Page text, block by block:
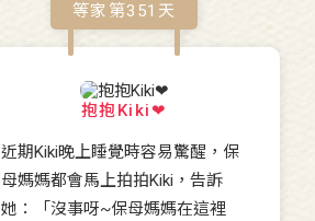
等家第351 天
抱抱Kiki❤
近期Kiki晚上睡覺時容易驚醒，保
母媽媽都會馬上拍拍Kiki，告訴
她：「沒事呀~保母媽媽在這裡